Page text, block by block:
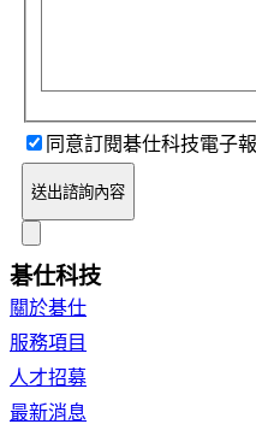
同意訂閱碁仕科技電子
送出諮詢內容
碁仕科技
關於碁仕
服務項目
人才招募
最新消息